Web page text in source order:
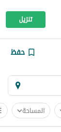
تنزيل
حفظ
المساحة